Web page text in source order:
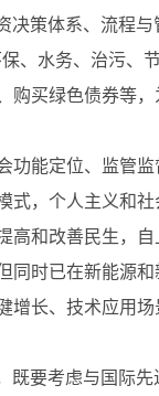
策体系、流程
、水务、治污
买绿色债券等，
能定位、监管
，个人主义和
和改善民生，
时已在新能源
长、技术应用
要考虑与国际先